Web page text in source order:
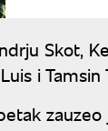
Skot,
i Tamsin
zauzeo